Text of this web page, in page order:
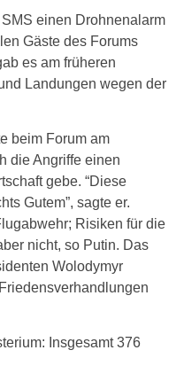
einen Drohnenalarm
Gäste des Forums
es am früheren
Landungen wegen der
beim Forum am
die Angriffe einen
gebe. “Diese
Gutem”, sagte er.
Risiken für die
nicht, so Putin. Das
Wolodymyr
Insgesamt 376